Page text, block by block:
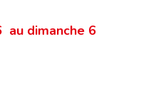
au dimanche 6